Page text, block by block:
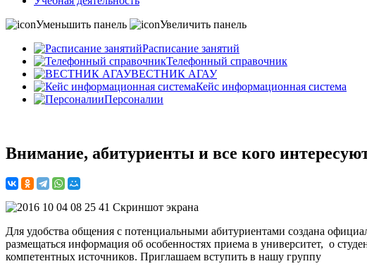
Уменьшить панель
Увеличить панель
Расписание занятий
Телефонный справочник
ВЕСТНИК АГАУ
Кейс информационная система
Персоналии
Внимание, абитуриенты и все кого
Для удобства общения с потенциальными абитуриентами создана
размещаться информация об особенностях приема в университет, о
компетентных источников. Приглашаем вступить в нашу группу